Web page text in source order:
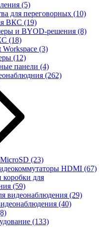
(5)
для переговорных (10)
ВКС (19)
и BYOD-решения (8)
(18)
(3)
(12)
панели (4)
(262)
(23)
HDMI (67)
для
(59)
видеонаблюдения (29)
(40)
(133)